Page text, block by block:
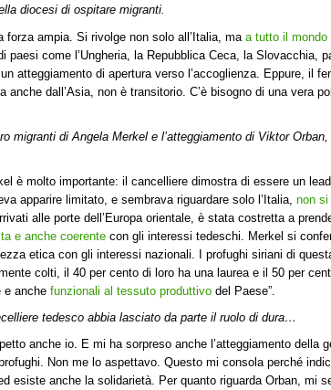
diocesi di ospitare migranti.
forza ampia. Si rivolge non solo all’Italia, ma a tutto il mondo
paesi come l’Ungheria, la Repubblica Ceca, la Slovacchia,
atteggiamento di apertura verso l’accoglienza. Eppure, il
anche dall’Asia, non è transitorio. C’è bisogno di una vera
migranti di Angela Merkel e l’atteggiamento di Viktor
è molto importante: il cancelliere dimostra di essere un
apparire limitato, e sembrava riguardare solo l’Italia, non
alle porte dell’Europa orientale, è stata costretta a
e anche coerente con gli interessi tedeschi. Merkel si
etica con gli interessi nazionali. I profughi siriani di
colti, il 40 per cento di loro ha una laurea e il 50 per
e anche funzionali al tessuto produttivo del Paese”.
tedesco abbia lasciato da parte il ruolo di dura…
anche io. E mi ha sorpreso anche l’atteggiamento della
Non me lo aspettavo. Questo mi consola perché
esiste anche la solidarietà. Per quanto riguarda Orban, mi